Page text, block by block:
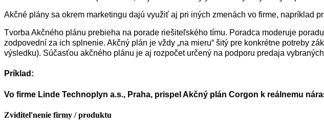
Akčné plány sa okrem marketingu dajú využiť aj pri iných zmenách vo firme, napríklad
Tvorba Akčného plánu prebieha na porade riešiteľského tímu. Poradca moderuje
zodpovední za ich splnenie. Akčný plán je vždy „na mieru“ šitý pre konkrétne potreby
výsledku). Súčasťou akčného plánu je aj rozpočet určený na podporu predaja
Príklad:
Vo firme Linde Technoplyn a.s., Praha, prispel Akčný plán Corgon k reálnemu
Zviditeľnenie firmy / produktu